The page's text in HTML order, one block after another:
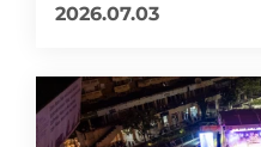
2026.07.03